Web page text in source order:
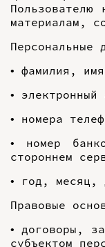
материалам,
Персональные
• фамилия,
• электронный
• номера
• номер
стороннем
• год, месяц,
Правовые
• договоры,
субъектом